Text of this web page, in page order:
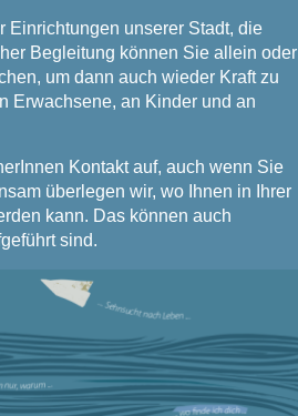
Einrichtungen unserer Stadt, die
Begleitung können Sie allein oder
um dann auch wieder Kraft zu
Erwachsene, an Kinder und an
Kontakt auf, auch wenn Sie
überlegen wir, wo Ihnen in Ihrer
kann. Das können auch
sind.